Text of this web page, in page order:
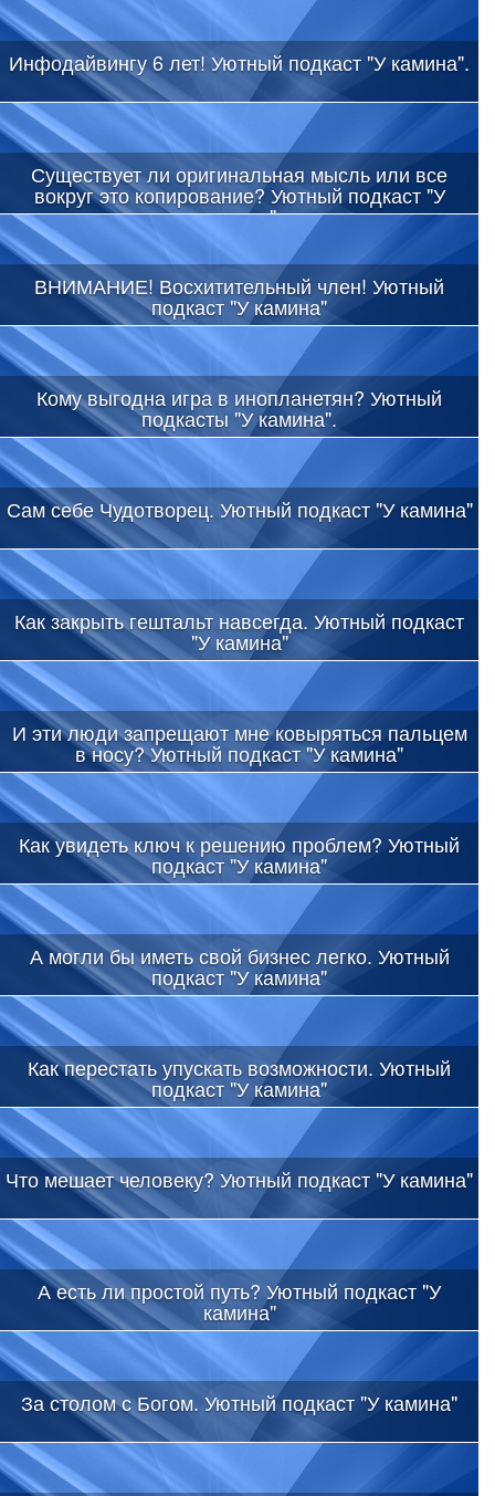
Инфодайвингу 6 лет! Уютный подкаст "У камина".
Существует ли оригинальная мысль или все
вокруг это копирование? Уютный подкаст "У
камина"
ВНИМАНИЕ! Восхитительный член! Уютный
подкаст "У камина"
Кому выгодна игра в инопланетян? Уютный
подкасты "У камина".
Сам себе Чудотворец. Уютный подкаст "У камина"
Как закрыть гештальт навсегда. Уютный подкаст
"У камина"
И эти люди запрещают мне ковыряться пальцем
в носу? Уютный подкаст "У камина"
Как увидеть ключ к решению проблем? Уютный
подкаст "У камина"
А могли бы иметь свой бизнес легко. Уютный
подкаст "У камина"
Как перестать упускать возможности. Уютный
подкаст "У камина"
Что мешает человеку? Уютный подкаст "У камина"
А есть ли простой путь? Уютный подкаст "У
камина"
За столом с Богом. Уютный подкаст "У камина"